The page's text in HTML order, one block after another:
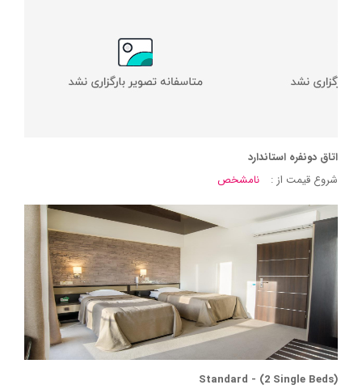
اتاق دونفره استاندارد
شروع قیمت از :
نامشخص
Standard - (2 Single Beds)